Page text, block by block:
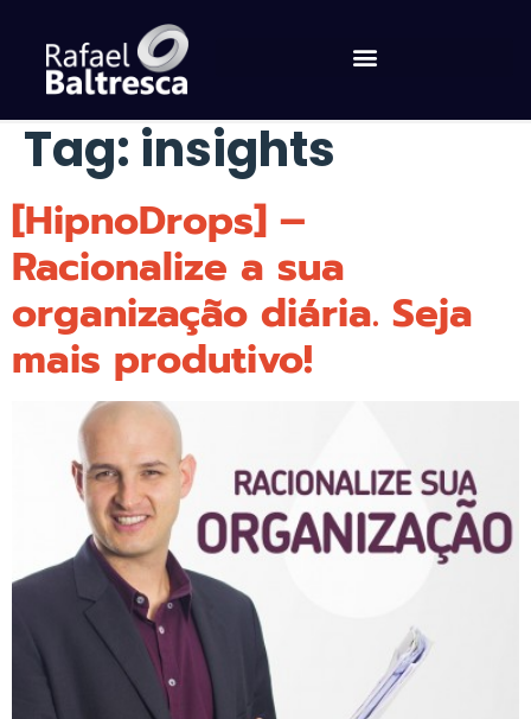
Tag: insights
[HipnoDrops] –
Racionalize a sua
organização diária. Seja
mais produtivo!